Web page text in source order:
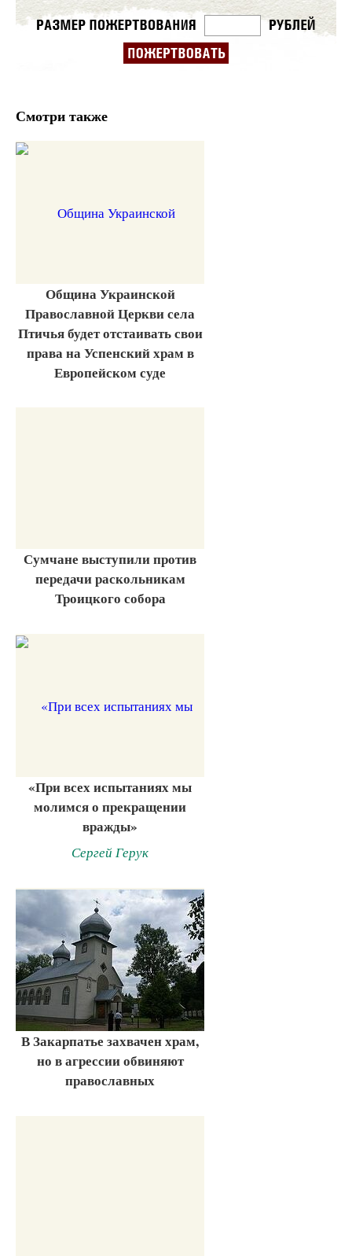
Смотри также
Община Украинской
Православной Церкви села
Птичья будет отстаивать свои
права на Успенский храм в
Европейском суде
Сумчане выступили против
передачи раскольникам
Троицкого собора
«При всех испытаниях мы
молимся о прекращении
вражды»
Сергей Герук
В Закарпатье захвачен храм,
но в агрессии обвиняют
православных